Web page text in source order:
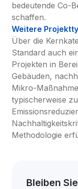
bedeutende Co-
schaffen.
Weitere
Über die
Standard auch
Projekten in
Gebäuden,
Mikro-
typischerweise
Methodologie
Bleiben